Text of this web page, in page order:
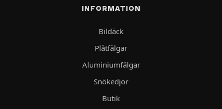
INFORMATION
Bildäck
Plåtfälgar
Aluminiumfälgar
Snökedjor
Butik